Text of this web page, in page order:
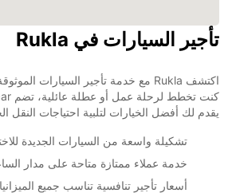
تأجير السيارات في Rukla
يقدم لك أفضل الخيارات لتلبية احتياجات النقل
تشكيلة واسعة من السيارات الجديدة
خدمة عملاء ممتازة متاحة على مدار
أسعار تأجير تنافسية تناسب جميع